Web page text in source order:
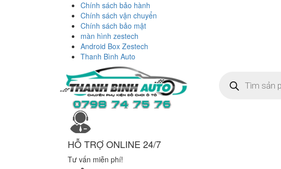
Chính sách bảo hành
Chính sách vận chuyển
Chính sách bảo mật
màn hình zestech
Android Box Zestech
Thanh Bình Auto
kiếm
sản
HỖ TRỢ ONLINE 24/7
Tư vấn miễn phí!